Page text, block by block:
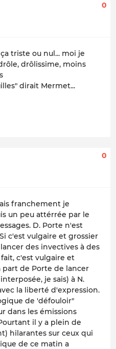
0
triste ou nul... moi je
drôlissime, moins
dirait Mermet...
0
franchement je
un peu attérrée par le
D. Porte n'est
c'est vulgaire et grossier
des invectives à des
c'est vulgaire et
part de Porte de lancer
je sais) à N.
la liberté d'expression.
de 'défouloir"
dans les émissions
il y a plein de
hilarantes sur ceux qui
de ce matin a